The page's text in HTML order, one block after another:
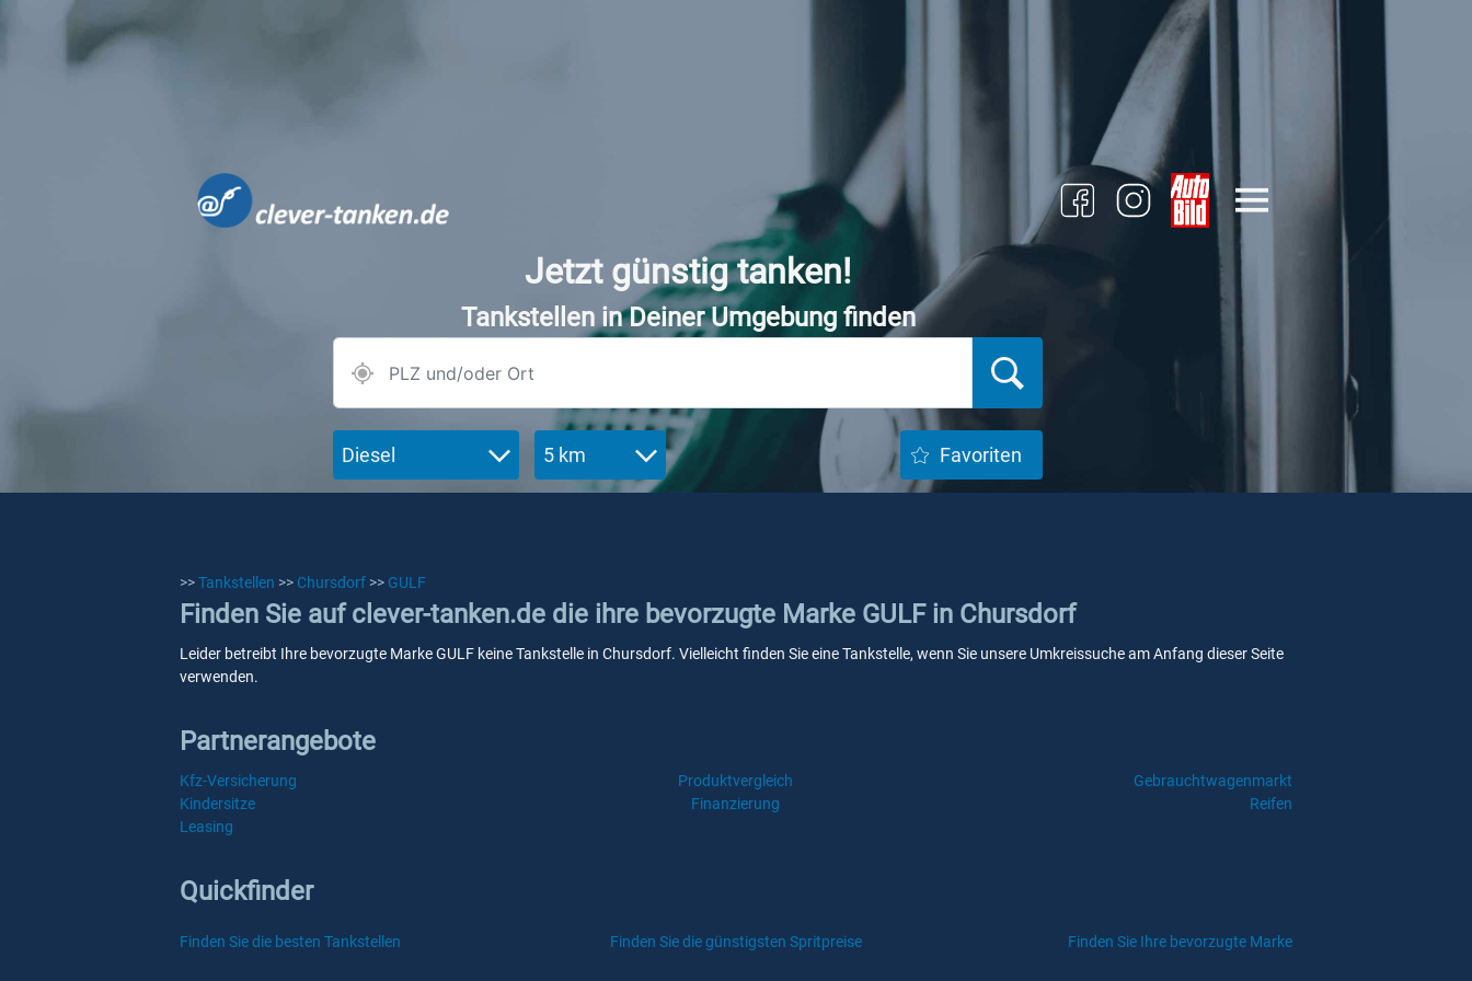
Jetzt günstig tanken!
Tankstellen in Deiner Umgebung finden
Diesel 5 km Favoriten
>>Tankstellen >> Chursdorf >> GULF
Finden Sie auf clever-tanken.de die ihre bevorzugte Marke GULF in Chursdorf
Leider betreibt Ihre bevorzugte Marke GULF keine Tankstelle in Chursdorf. Vielleicht finden Sie eine Tankstelle, wenn Sie unsere Umkreissuche am Anfang dieser Seite
verwenden.
Partnerangebote
Kfz-Versicherung Produktvergleich
Gebrauchtwagenmarkt
Kindersitze
Finanzierung
Reifen
Leasing
Quickfinder
Finden Sie die besten Tankstellen Finden Sie die günstigsten Spritpreise Finden Sie Ihre bevorzugte Marke